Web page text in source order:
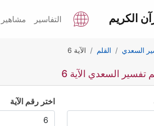
الكريم التفاسير مشاهير
السعدي القلم الآية 6
تفسير السعدي الآية 6
اختر رقم الآية